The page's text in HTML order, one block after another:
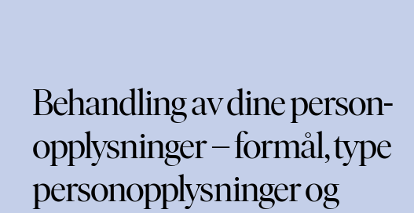
Behandling av dine person-
opplysninger – formål, type
personopplysninger og